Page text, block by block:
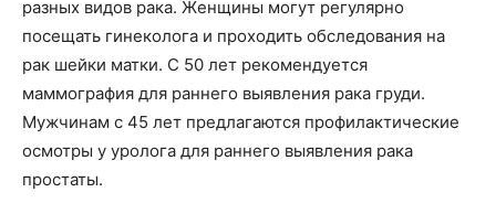
разных видов рака. Женщины могут регулярно
посещать гинеколога и проходить обследования на
рак шейки матки. С 50 лет рекомендуется
маммография для раннего выявления рака груди.
Мужчинам с 45 лет предлагаются профилактические
осмотры у уролога для раннего выявления рака
простаты.